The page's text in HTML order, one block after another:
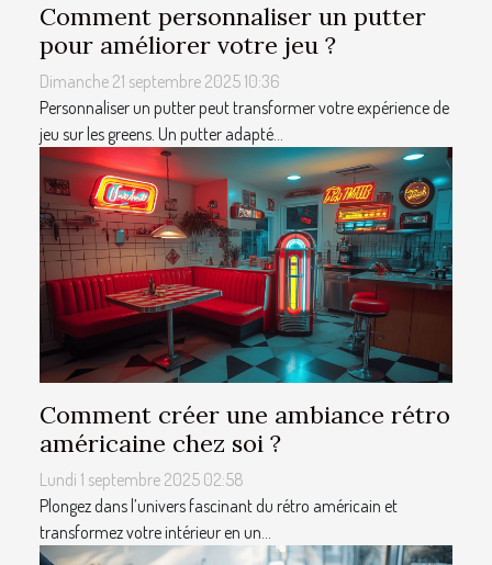
Comment personnaliser un putter
pour améliorer votre jeu ?
Dimanche 21 septembre 2025 10:36
Personnaliser un putter peut transformer votre expérience de
jeu sur les greens. Un putter adapté...
Comment créer une ambiance rétro
américaine chez soi ?
Lundi 1 septembre 2025 02:58
Plongez dans l’univers fascinant du rétro américain et
transformez votre intérieur en un...